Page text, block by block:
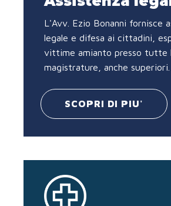
L'Avv. Ezio Bonanni fornisce
legale e difesa ai cittadini,
vittime amianto presso tutte
magistrature, anche superiori.
SCOPRI DI PIU'